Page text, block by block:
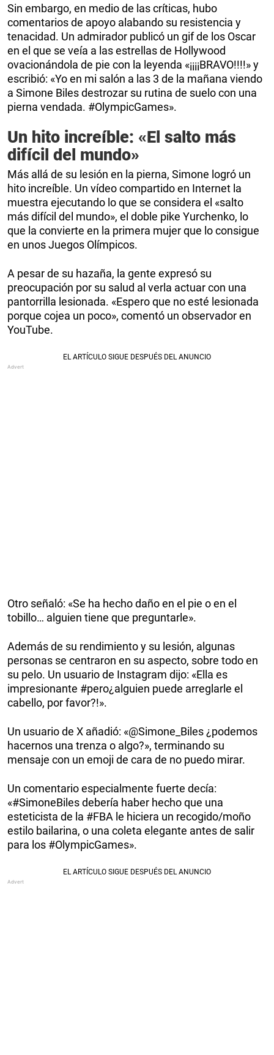
Sin embargo, en medio de las críticas, hubo
comentarios de apoyo alabando su resistencia y
tenacidad. Un admirador publicó un gif de los Oscar
en el que se veía a las estrellas de Hollywood
ovacionándola de pie con la leyenda «¡¡¡¡BRAVO!!!!» y
escribió: «Yo en mi salón a las 3 de la mañana viendo
a Simone Biles destrozar su rutina de suelo con una
pierna vendada. #OlympicGames».
Un hito increíble: «El salto más
difícil del mundo»
Más allá de su lesión en la pierna, Simone logró un
hito increíble. Un vídeo compartido en Internet la
muestra ejecutando lo que se considera el «salto
más difícil del mundo», el doble pike Yurchenko, lo
que la convierte en la primera mujer que lo consigue
en unos Juegos Olímpicos.
A pesar de su hazaña, la gente expresó su
preocupación por su salud al verla actuar con una
pantorrilla lesionada. «Espero que no esté lesionada
porque cojea un poco», comentó un observador en
YouTube.
Otro señaló: «Se ha hecho daño en el pie o en el
tobillo… alguien tiene que preguntarle».
Además de su rendimiento y su lesión, algunas
personas se centraron en su aspecto, sobre todo en
su pelo. Un usuario de Instagram dijo: «Ella es
impresionante #pero¿alguien puede arreglarle el
cabello, por favor?!».
Un usuario de X añadió: «@Simone_Biles ¿podemos
hacernos una trenza o algo?», terminando su
mensaje con un emoji de cara de no puedo mirar.
Un comentario especialmente fuerte decía:
«#SimoneBiles debería haber hecho que una
esteticista de la #FBA le hiciera un recogido/moño
estilo bailarina, o una coleta elegante antes de salir
para los #OlympicGames».